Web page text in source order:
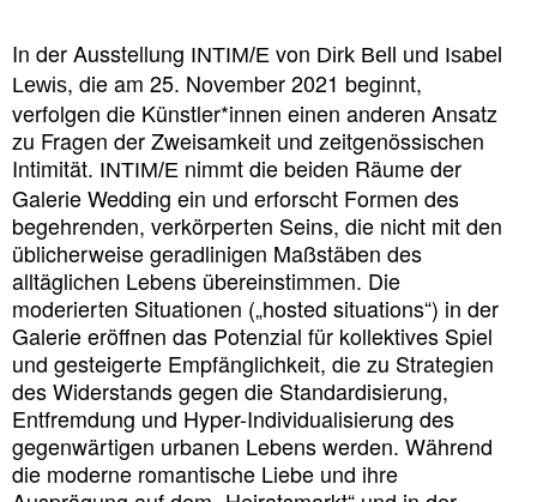
In der Ausstellung INTIM/E von Dirk Bell und Isabel
Lewis, die am 25. November 2021 beginnt,
verfolgen die Künstler*innen einen anderen Ansatz
zu Fragen der Zweisamkeit und zeitgenössischen
Intimität. INTIM/E nimmt die beiden Räume der
Galerie Wedding ein und erforscht Formen des
begehrenden, verkörperten Seins, die nicht mit den
üblicherweise geradlinigen Maßstäben des
alltäglichen Lebens übereinstimmen. Die
moderierten Situationen („hosted situations“) in der
Galerie eröffnen das Potenzial für kollektives Spiel
und gesteigerte Empfänglichkeit, die zu Strategien
des Widerstands gegen die Standardisierung,
Entfremdung und Hyper-Individualisierung des
gegenwärtigen urbanen Lebens werden. Während
die moderne romantische Liebe und ihre